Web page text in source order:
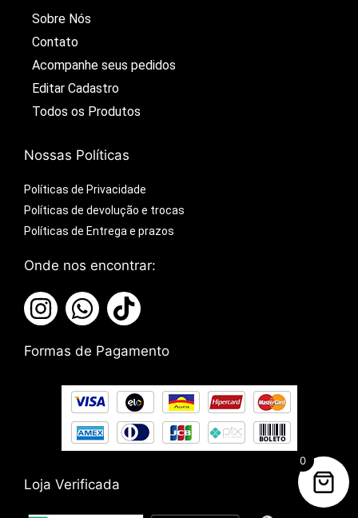
Sobre Nós
Contato
Acompanhe seus pedidos​
Editar Cadastro​
Todos os Produtos​
Nossas Políticas
Políticas de Privacidade
Políticas de devolução e trocas
Políticas de Entrega e prazos
Onde nos encontrar:
Formas de Pagamento
Loja Verificada
0